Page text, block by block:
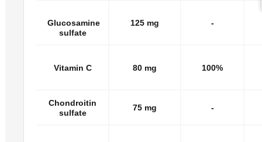
Glucosamine
sulfate
125 mg -
Vitamin C 80 mg 100%
Chondroitin
sulfate
75 mg -